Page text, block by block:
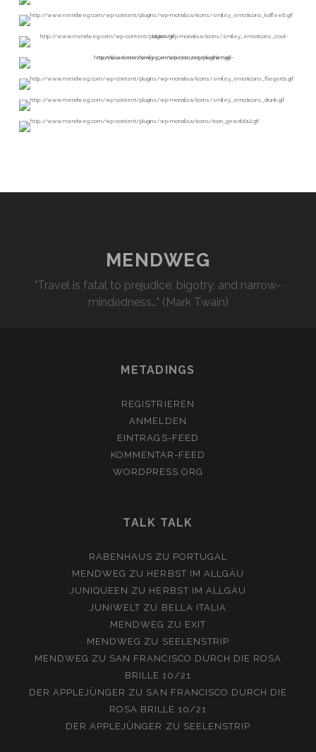
MENDWEG
"Travel is fatal to prejudice, bigotry, and narrow-
mindedness…" (Mark Twain)
METADINGS
REGISTRIEREN
ANMELDEN
EINTRAGS-FEED
KOMMENTAR-FEED
WORDPRESS.ORG
TALK TALK
RABENHAUS ZU PORTUGAL
MENDWEG ZU HERBST IM ALLGÄU
JUNIQUEEN ZU HERBST IM ALLGÄU
JUNIWELT ZU BELLA ITALIA
MENDWEG ZU EXIT
MENDWEG ZU SEELENSTRIP
MENDWEG ZU SAN FRANCISCO DURCH DIE ROSA
BRILLE 10/21
DER APPLEJÜNGER ZU SAN FRANCISCO DURCH DIE
ROSA BRILLE 10/21
DER APPLEJÜNGER ZU SEELENSTRIP